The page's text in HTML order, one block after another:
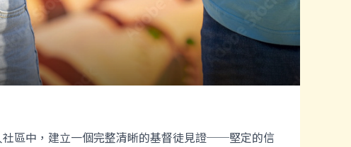
社區中，建立一個完整清晰的基督徒見證──堅定的信